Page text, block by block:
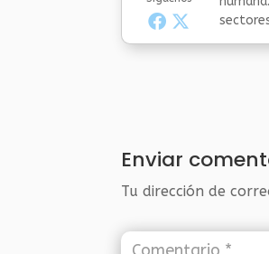
Enviar
Tu dirección de